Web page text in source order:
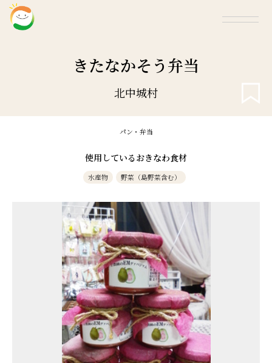
きたなかそう弁当
北中城村
パン・弁当
使用しているおきなわ食材
水産物 野菜（島野菜含む）